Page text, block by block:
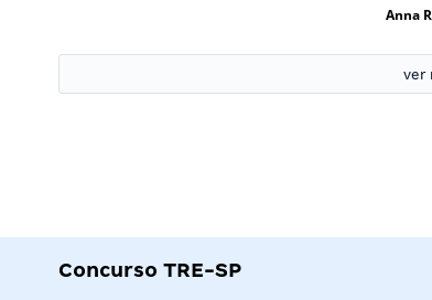
Anna
ver
Concurso TRE-SP